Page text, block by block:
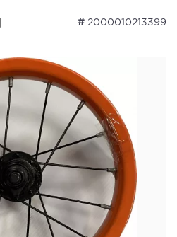
# 2000010213399